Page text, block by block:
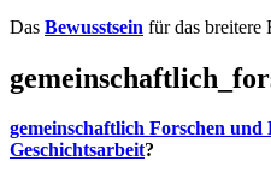
Das Bewusstsein für das breitere
gemeinschaftlich Forschen
Geschichtsarbeit?